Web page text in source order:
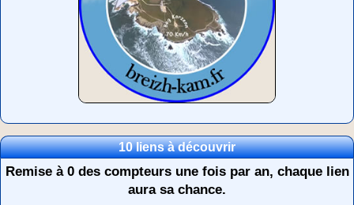
10 liens à découvrir
Remise à 0 des compteurs une fois par an, chaque lien
aura sa chance.